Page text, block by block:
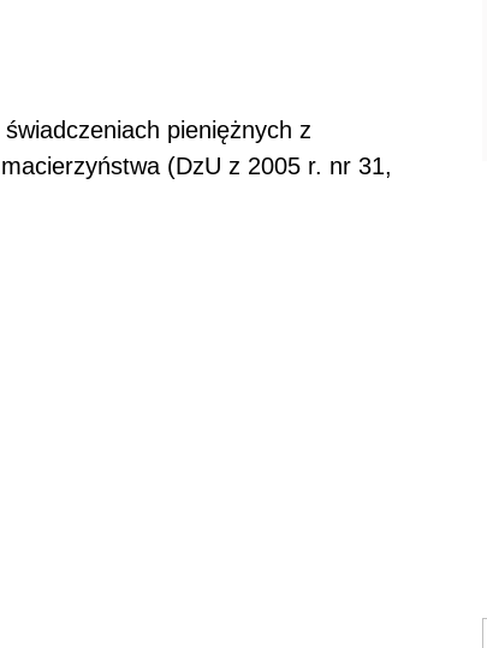
pieniężnych z
(DzU z 2005 r. nr 31,